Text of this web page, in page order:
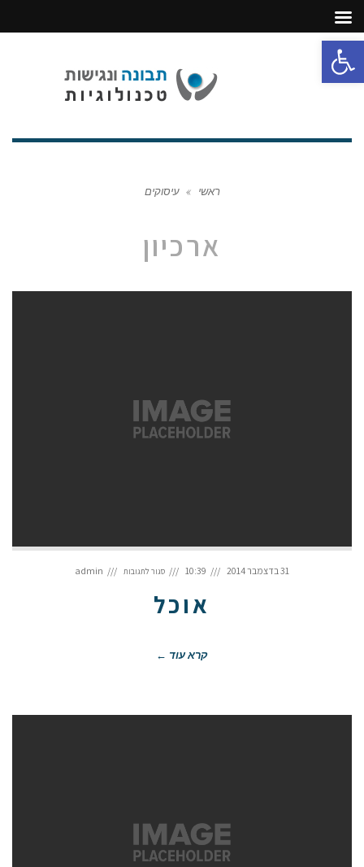
פתח סרגל נגישות
תפריט
ראשי » עיסוקים
ארכיון
31 בדצמבר 2014 10:39 סגור לתגובות אוכל admin
אוכל
קרא עוד ←